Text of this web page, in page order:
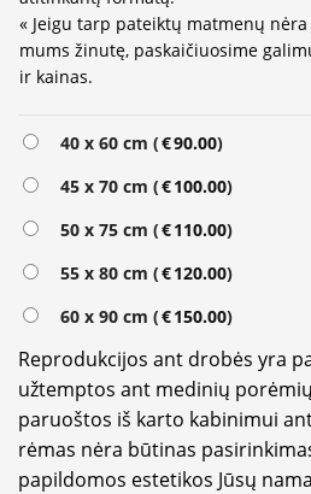
« Jeigu tarp pateiktų matmenų
mums žinutę, paskaičiuosime
ir kainas.
40 x 60 cm (€90.00)
45 x 70 cm (€100.00)
50 x 75 cm (€110.00)
55 x 80 cm (€120.00)
60 x 90 cm (€150.00)
Reprodukcijos ant drobės yra
užtemptos ant medinių
paruoštos iš karto kabinimui
rėmas nėra būtinas
papildomos estetikos Jūsų
Alternative: